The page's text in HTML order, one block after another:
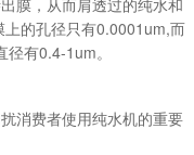
的孔径只有0.0001um,而
有0.4-1um。
消费者使用纯水机的重要